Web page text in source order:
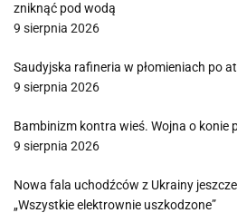
zniknąć pod wodą
9 sierpnia 2026
Saudyjska rafineria w płomieniach po
9 sierpnia 2026
Bambinizm kontra wieś. Wojna o konie
9 sierpnia 2026
Nowa fala uchodźców z Ukrainy
„Wszystkie elektrownie uszkodzone”